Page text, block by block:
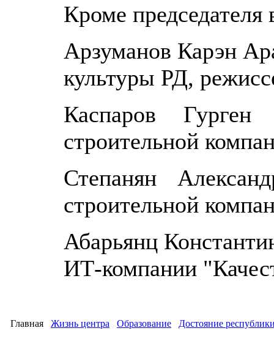
Кроме председателя
Арзуманов Карэн
культуры РД,
Каспаров Гурген
строительной
Степанян
строительной
Абарьянц
ИТ-компании
Главная Жизнь центра Образование Достояние